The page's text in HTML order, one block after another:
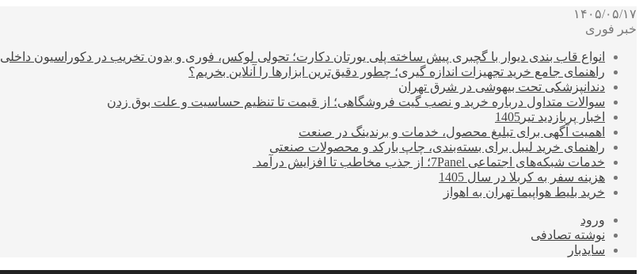
۱۴۰۵/۰۵/۱۷
خبر فوری
انواع قاب بندی دیوار با گچبری پیش ساخته پلی یورتان دکارت؛ تحولی لوکس، فوری و بدون تخریب در دکوراسیون داخلی
راهنمای جامع خرید تجهیزات اندازه گیری؛ چطور دقیق‌ترین ابزارها را آنلاین بخریم؟
دندانپزشکی تحت بیهوشی در شرق تهران
سوالات متداول درباره خرید و نصب گیت فروشگاهی؛ از قیمت تا تنظیم حساسیت و علت بوق زدن
اخبار پربازدید تیر1405
اهمیت آگهی برای تبلیغ محصول، خدمات و برندینگ در صنعت
راهنمای خرید لیبل برای بسته‌بندی، چاپ بارکد و محصولات صنعتی
خدمات شبکه‌های اجتماعی 7Panel؛ از جذب مخاطب تا افزایش درآمد
هزینه سفر به کربلا در سال 1405
خرید بلیط هواپیما تهران به اهواز
ورود
نوشته تصادفی
سایدبار